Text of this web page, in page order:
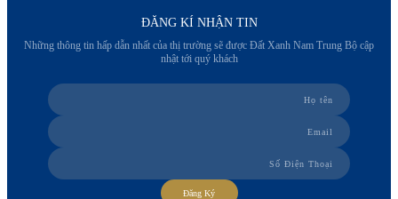
ĐĂNG KÍ NHẬN TIN
Những thông tin hấp dẫn nhất của thị trường sẽ được Đất Xanh Nam Trung Bộ cập
nhật tới quý khách
Đăng Ký